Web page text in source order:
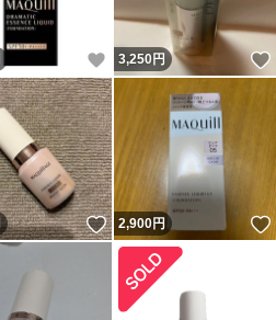
いいね！
3,250円
いいね！
2,900円